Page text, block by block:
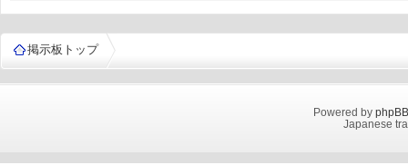
掲示板トップ
Powered by phpBB
Japanese